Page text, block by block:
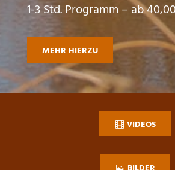
1-3 Std. Programm – ab
MEHR HIERZU
VIDEOS